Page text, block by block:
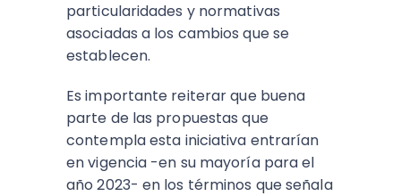
particularidades y normativas
asociadas a los cambios que se
establecen.
Es importante reiterar que buena
parte de las propuestas que
contempla esta iniciativa entrarían
en vigencia -en su mayoría para el
año 2023- en los términos que señala